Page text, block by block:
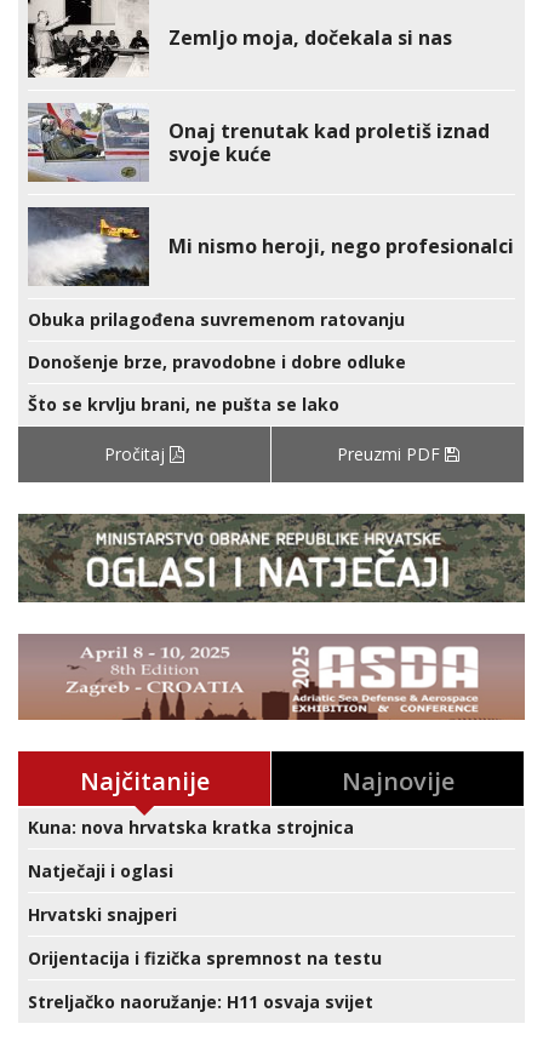
Zemljo moja, dočekala si nas
Onaj trenutak kad proletiš iznad
svoje kuće
Mi nismo heroji, nego profesionalci
Obuka prilagođena suvremenom ratovanju
Donošenje brze, pravodobne i dobre odluke
Što se krvlju brani, ne pušta se lako
Pročitaj Preuzmi PDF
Najčitanije Najnovije
Kuna: nova hrvatska kratka strojnica
Natječaji i oglasi
Hrvatski snajperi
Orijentacija i fizička spremnost na testu
Streljačko naoružanje: H11 osvaja svijet